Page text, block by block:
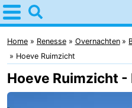
Home
Renesse
Tips
Voor
Home Renesse Overnachten
Hoeve Ruimzicht
Hoeve Ruimzicht